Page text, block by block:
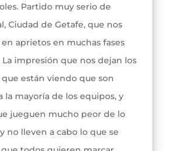
Partido muy serio de
Ciudad de Getafe, que nos
aprietos en muchas fases
impresión que nos dejan los
que están viendo que son
la mayoría de los equipos, y
jueguen mucho peor de lo
no lleven a cabo lo que se